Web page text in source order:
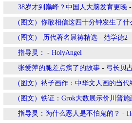
38岁才到巅峰？中国人大脑发育更晚 -
(图文）你敢相信这四十分钟发生了什
(图文） 历代著名晨祷精选 - 范学德2
指导灵： - HolyAngel
张爱萍的腿差点瘸了的故事 - 弓长贝
(图文）衲子画作：中华文人画的当代
(图文）铁证：Grok大数展示价川普施
指导灵：为什么恶人是不怕鬼的？ -